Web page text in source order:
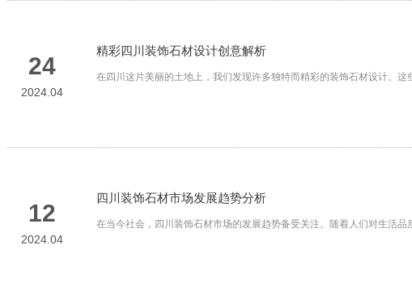
24
2024.04
精彩四川装饰石材设计创意解析
在四川这片美丽的土地上，我们发现许多独特而精彩的装饰石材设计。
12
2024.04
四川装饰石材市场发展趋势分析
在当今社会，四川装饰石材市场的发展趋势备受关注。随着人们对生活